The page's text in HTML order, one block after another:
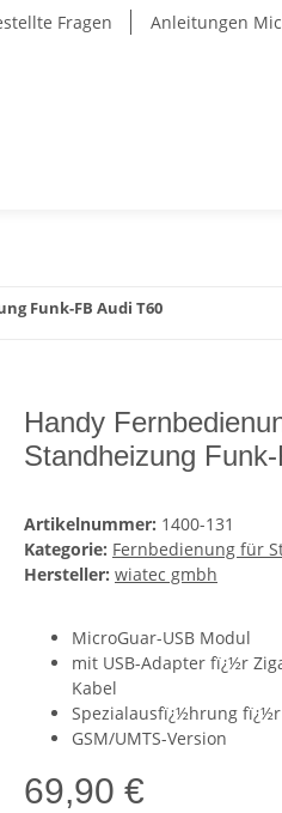
Fragen Anleitungen
Funk-FB Audi T60
Handy
Standheizung
Artikelnummer: 1400-131
Kategorie: Fernbedienung für
Hersteller: wiatec gmbh
MicroGuar-USB Modul
mit USB-Adapter fï¿½r
Kabel
Spezialausfï¿½hrung
GSM/UMTS-Version
69,90 €